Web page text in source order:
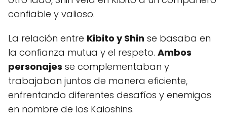
confiable y valioso.
La relación entre Kibito y Shin se basaba en
la confianza mutua y el respeto. Ambos
personajes se complementaban y
trabajaban juntos de manera eficiente,
enfrentando diferentes desafíos y enemigos
en nombre de los Kaioshins.